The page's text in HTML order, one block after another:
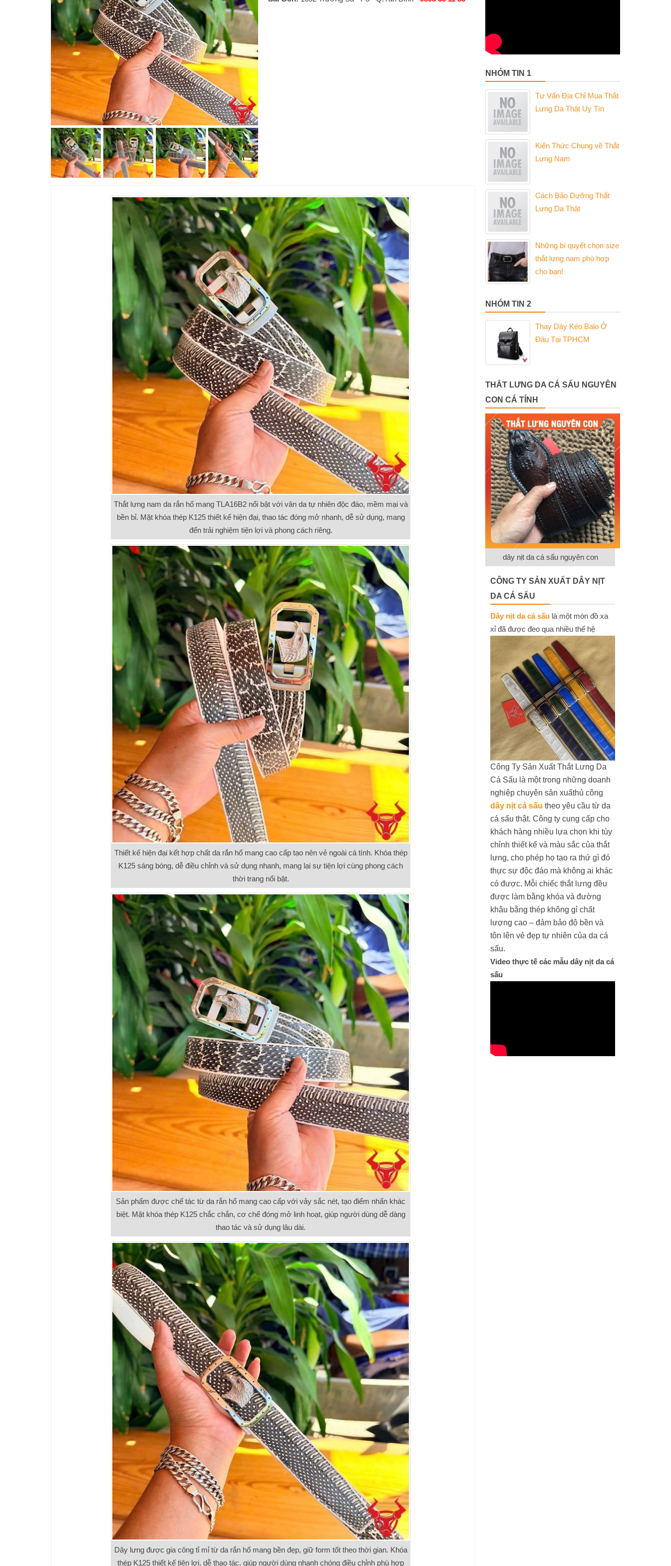
Thắt lưng nam da rắn hổ mang TLA16B2 nổi bật với vân da tự nhiên độc đáo, mềm mại và
bền bỉ. Mặt khóa thép K125 thiết kế hiện đại, thao tác đóng mở nhanh, dễ sử dụng, mang
đến trải nghiệm tiện lợi và phong cách riêng.
Thiết kế hiện đại kết hợp chất da rắn hổ mang cao cấp tạo nên vẻ ngoài cá tính. Khóa thép
K125 sáng bóng, dễ điều chỉnh và sử dụng nhanh, mang lại sự tiện lợi cùng phong cách
thời trang nổi bật.
Sản phẩm được chế tác từ da rắn hổ mang cao cấp với vảy sắc nét, tạo điểm nhấn khác
biệt. Mặt khóa thép K125 chắc chắn, cơ chế đóng mở linh hoạt, giúp người dùng dễ dàng
thao tác và sử dụng lâu dài.
Dây lưng được gia công tỉ mỉ từ da rắn hổ mang bền đẹp, giữ form tốt theo thời gian. Khóa
thép K125 thiết kế tiện lợi, dễ thao tác, giúp người dùng nhanh chóng điều chỉnh phù hợp
NHÓM TIN 1
Tư Vấn Địa Chỉ Mua Thắt
Lưng Da Thật Uy Tín
Kiến Thức Chung về Thắt
Lưng Nam
Cách Bảo Dưỡng Thắt
Lưng Da Thật
Những bí quyết chọn size
thắt lưng nam phù hợp
cho bạn!
NHÓM TIN 2
Thay Dây Kéo Balo Ở
Đâu Tại TPHCM
THẮT LƯNG DA CÁ SẤU NGUYÊN
CON CÁ TÍNH
dây nịt da cá sấu nguyên con
CÔNG TY SẢN XUẤT DÂY NỊT
DA CÁ SẤU
Dây nịt da cá sấu là một món đồ xa
xỉ đã được đeo qua nhiều thế hệ
Công Ty Sản Xuất Thắt Lưng Da
Cá Sấu là một trong những doanh
nghiệp chuyên sản xuấthủ công
dây nịt cá sấu theo yêu cầu từ da
cá sấu thật. Công ty cung cấp cho
khách hàng nhiều lựa chọn khi tùy
chỉnh thiết kế và màu sắc của thắt
lưng, cho phép họ tạo ra thứ gì đó
thực sự độc đáo mà không ai khác
có được. Mỗi chiếc thắt lưng đều
được làm bằng khóa và đường
khâu bằng thép không gỉ chất
lượng cao – đảm bảo độ bền và
tôn lên vẻ đẹp tự nhiên của da cá
sấu.
Video thực tế các mẫu dây nịt da cá
sấu